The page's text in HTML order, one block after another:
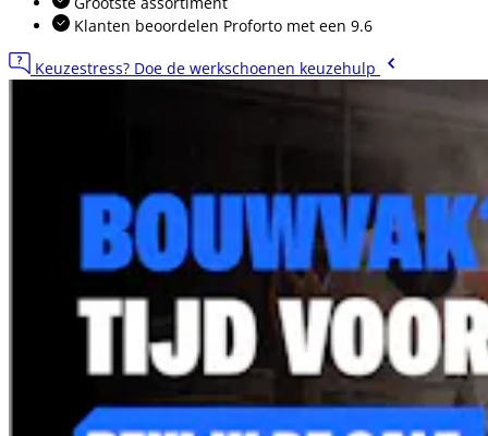
Klanten beoordelen Proforto met een 9.6
Keuzestress? Doe de werkschoenen keuzehulp